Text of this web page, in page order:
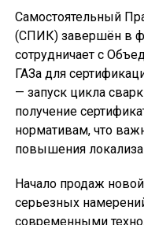
Самостоятельный
(СПИК) завершён в
сотрудничает с
ГАЗа для
— запуск цикла
получение
нормативам, что
повышения
Начало продаж
серьезных
современными